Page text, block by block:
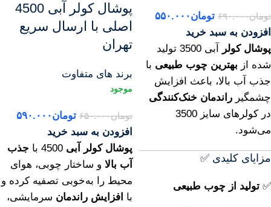
تومان۶۹۰.۰۰۰ تومان۵۵۰.۰۰۰
افزودن به سبد خرید
پوشال کولر
آبی 3500 تولید
شده از بهترین چوب طبیعی با
جذب آب بالا، باعث افزایش
چشمگیر راندمان خنک‌کنندگی
در کولرهای سایز 3500
می‌شود.
مزایای کلیدی ✅
✅ تولید از چوب طبیعی
پوشال کولر آبی 4500
اصلی با ارسال سریع
تهران
برند های متفاوت
تومان۶۵۰.۰۰۰ تومان۵۹۰.۰۰۰
افزودن به سبد خرید
پوشال کولر آبی
جذب
آب بالا و ساختار چوبی، هوای
محیط را به‌خوبی تصفیه کرده و
با افزایش راندمان سرمایشی،